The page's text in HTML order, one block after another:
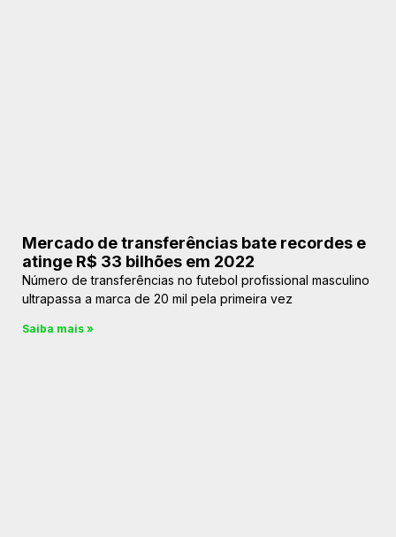
Mercado de transferências bate recordes e
atinge R$ 33 bilhões em 2022
Número de transferências no futebol profissional masculino
ultrapassa a marca de 20 mil pela primeira vez
Saiba mais »